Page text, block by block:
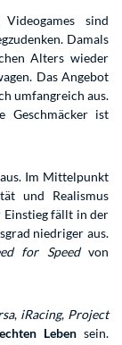
sind
Damals
Alters wieder
Das Angebot
umfangreich aus.
ist
Im Mittelpunkt
und Realismus
Einstieg fällt in der
niedriger aus.
for Speedvon
, iRacing, Project
Leben sein.